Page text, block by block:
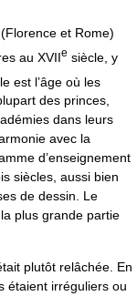
et Rome)
au XVIIe siècle, y
est l’âge où les
des princes,
dans leurs
avec la
d’enseignement
siècles, aussi bien
de dessin. Le
plus grande partie
plutôt relâchée. En
étaient irréguliers ou